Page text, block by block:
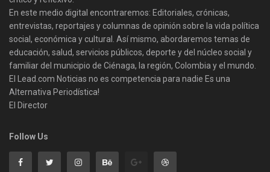
En este medio digital encontraremos: Editoriales, crónicas,
entrevistas, reportajes y columnas de opinión sobre la vida política
social, económica y cultural. Así mismo, abordaremos temas de
educación, salud, servicios públicos, deporte y del núcleo social y
familiar del municipio de Ciénaga, la región, Colombia y el mundo.
El Lead.com Noticias no es competencia para nadie Es una
Alternativa Periodística!
El Director
Follow Us